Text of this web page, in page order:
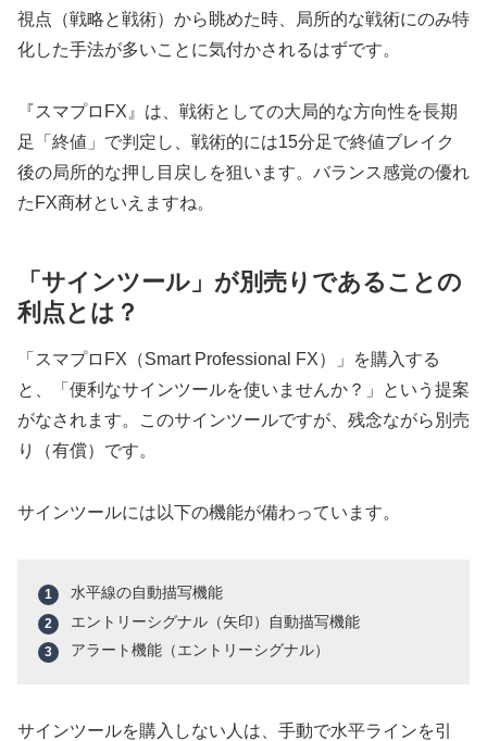
視点（戦略と戦術）から眺めた時、局所的な戦術にのみ特
化した手法が多いことに気付かされるはずです。
『スマプロFX』は、戦術としての大局的な方向性を長期
足「終値」で判定し、戦術的には15分足で終値ブレイク
後の局所的な押し目戻しを狙います。バランス感覚の優れ
たFX商材といえますね。
「サインツール」が別売りであることの
利点とは？
「スマプロFX（Smart Professional FX）」を購入する
と、「便利なサインツールを使いませんか？」という提案
がなされます。このサインツールですが、残念ながら別売
り（有償）です。
サインツールには以下の機能が備わっています。
水平線の自動描写機能
エントリーシグナル（矢印）自動描写機能
アラート機能（エントリーシグナル）
サインツールを購入しない人は、手動で水平ラインを引